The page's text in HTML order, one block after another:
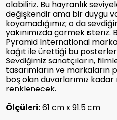
olabiliriz. Bu hayranlık
değişkendir ama bir duygu
koyamadığımız; o da
yakınımızda görmek isteriz.
Pyramid International
kağıt ile ürettiği bu
Sevdiğimiz sanatçıların,
tasarımların ve markaların
boş olan duvarlarımız
renklenecek.
Ölçüleri:61 cm x 91.5 cm